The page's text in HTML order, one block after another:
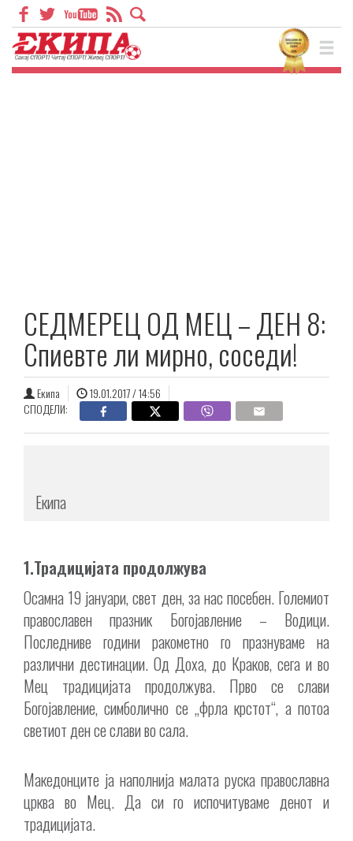
СЕДМЕРЕЦ ОД МЕЦ – ДЕН 8:
Спиевте ли мирно, соседи!
Екипа
19.01.2017 / 14:56
СПОДЕЛИ:
Екипа
1.Традицијата продолжува
Осамна 19 јануари, свет ден, за нас посебен. Големиот
православен празник Богојавление – Водици.
Последниве години ракометно го празнуваме на
различни дестинации. Од Доха, до Краков, сега и во
Мец традицијата продолжува. Прво се слави
Богојавление, симболично се „фрла крстот“, а потоа
светиот ден се слави во сала.
Македонците ја наполнија малата руска православна
црква во Мец. Да си го испочитуваме денот и
традицијата.